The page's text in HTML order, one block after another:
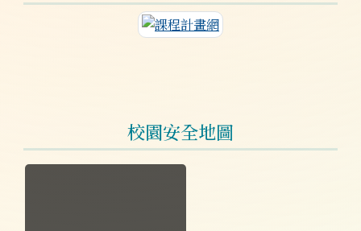
連至課程計畫網
校園安全地圖
於彈跳視窗觀看：校園安全地圖.jpg